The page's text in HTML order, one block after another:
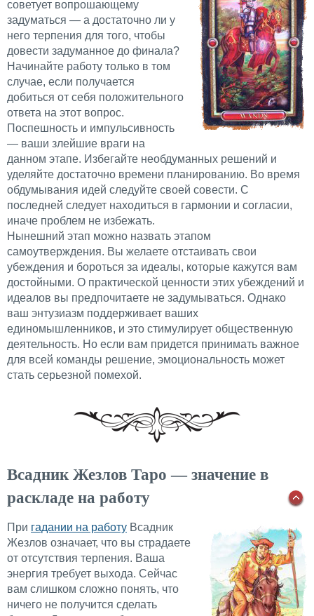
советует вопрошающему
задуматься — а достаточно ли у
него терпения для того, чтобы
довести задуманное до финала?
Начинайте работу только в том
случае, если получается
добиться от себя положительного
ответа на этот вопрос.
Поспешность и импульсивность
— ваши злейшие враги на
данном этапе. Избегайте необдуманных решений и
уделяйте достаточно времени планированию. Во время
обдумывания идей следуйте своей совести. С
последней следует находиться в гармонии и согласии,
иначе проблем не избежать.
Нынешний этап можно назвать этапом
самоутверждения. Вы желаете отстаивать свои
убеждения и бороться за идеалы, которые кажутся вам
достойными. О практической ценности этих убеждений и
идеалов вы предпочитаете не задумываться. Однако
ваш энтузиазм поддерживает ваших
единомышленников, и это стимулирует общественную
деятельность. Но если вам придется принимать важное
для всей команды решение, эмоциональность может
стать серьезной помехой.
Всадник Жезлов Таро — значение в
раскладе на работу
При гадании на работу Всадник
Жезлов означает, что вы страдаете
от отсутствия терпения. Ваша
энергия требует выхода. Сейчас
вам слишком сложно понять, что
ничего не получится сделать